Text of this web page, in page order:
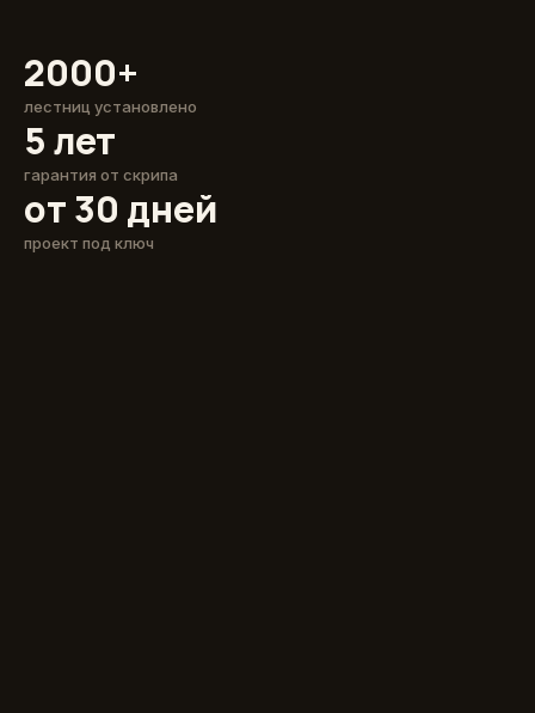
2000+
лестниц установлено
5 лет
гарантия от скрипа
от 30 дней
проект под ключ